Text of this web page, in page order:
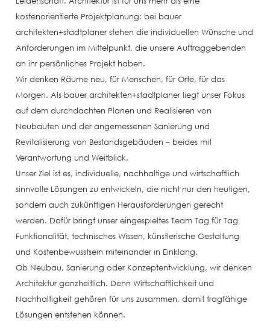
kostenorientierte Projektplanung: bei bauer
architekten+stadtplaner stehen die individuellen Wünsche und
Anforderungen im Mittelpunkt, die unsere Auftraggebenden
an ihr persönliches Projekt haben.
Wir denken Räume neu, für Menschen, für Orte, für das
Morgen. Als bauer architekten+stadtplaner liegt unser Fokus
auf dem durchdachten Planen und Realisieren von
Neubauten und der angemessenen Sanierung und
Revitalisierung von Bestandsgebäuden – beides mit
Verantwortung und Weitblick.
Unser Ziel ist es, individuelle, nachhaltige und wirtschaftlich
sinnvolle Lösungen zu entwickeln, die nicht nur den heutigen,
sondern auch zukünftigen Herausforderungen gerecht
werden. Dafür bringt unser eingespieltes Team Tag für Tag
Funktionalität, technisches Wissen, künstlerische Gestaltung
und Kostenbewusstsein miteinander in Einklang.
Ob Neubau, Sanierung oder Konzeptentwicklung, wir denken
Architektur ganzheitlich. Denn Wirtschaftlichkeit und
Nachhaltigkeit gehören für uns zusammen, damit tragfähige
Lösungen entstehen können.